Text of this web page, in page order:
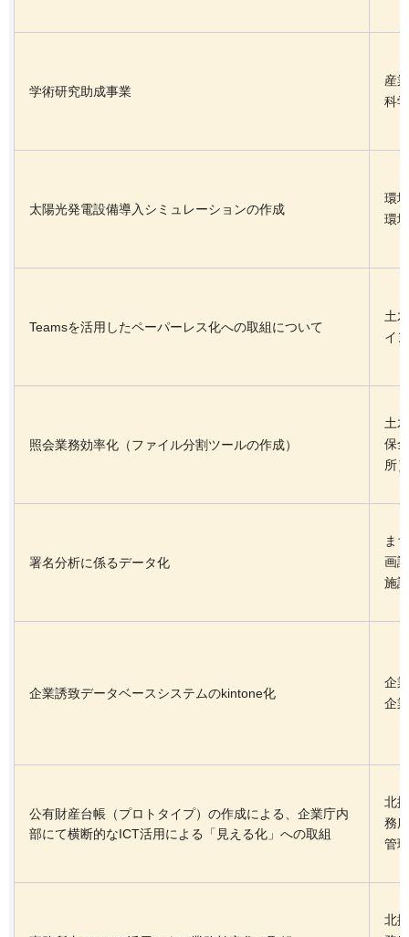
学術研究助成事業
産
科
太陽光発電設備導入シミュレーションの作成
環
環
Teamsを活用したペーパーレス化への取組について​
土
イ
照会業務効率化（ファイル分割ツールの作成）
土
保
所）
署名分析に係るデータ化
ま
画課
施
企業誘致データベースシステムのkintone化
企
企
公有財産台帳（プロトタイプ）の作成による、企業庁内
部にて横断的なICT活用による「見える化」への取組
北
務所
管
北